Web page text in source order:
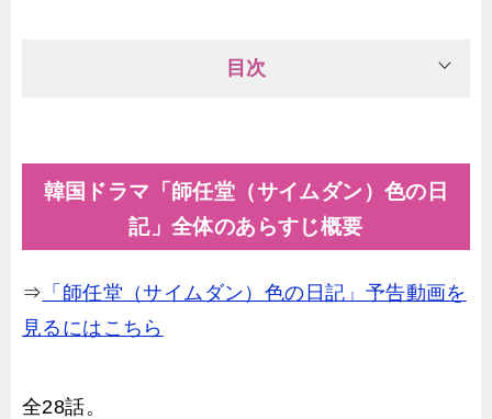
目次
韓国ドラマ「師任堂（サイムダン）色の日
記」全体のあらすじ概要
⇒ 「師任堂（サイムダン）色の日記」予告動画を
見るにはこちら
全28話。